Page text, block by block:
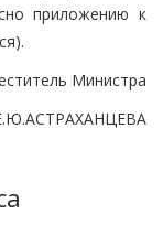
приложению к
Министра